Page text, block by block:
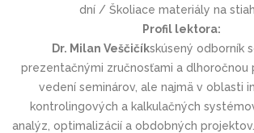
dní / Školiace materiály na
Profil lektora:
Dr. Milan Veščičíkskúsený odborník
prezentačnými zručnosťami a dlhoročnou
vedení seminárov, ale najmä v oblasti
kontrolingových a kalkulačných
analýz, optimalizácií a obdobných